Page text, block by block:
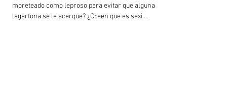
moreteado como leproso para evitar que alguna
lagartona se le acerque? ¿Creen que es sexi